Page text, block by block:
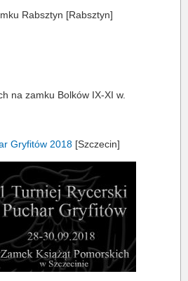
Rabsztyn [Rabsztyn]
na zamku Bolków IX-XI w.
Gryfitów 2018 [Szczecin]